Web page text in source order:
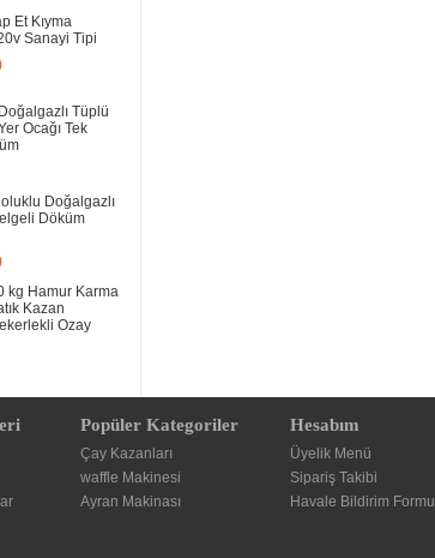
Et Kıyma
Sanayi Tipi
Tüplü
Ocağı Tek
oluklu Doğalgazlı
Döküm
kg Hamur Karma
Kazan
Ozay
Popüler Kategoriler
Çay Kazanları
waffle Makinesi
Ayran Makinası
Hesabım
Üyelik Menü
Sipariş Takibi
Havale Bildirim Formu